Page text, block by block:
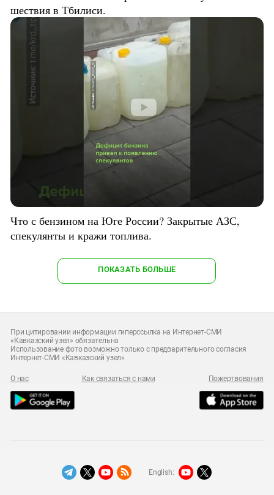
шествия в Тбилиси.
Что с бензином на Юге России? Закрытые АЗС,
спекулянты и кражи топлива.
ПОКАЗАТЬ БОЛЬШЕ
При цитировании информации гиперссылка на Интернет-СМИ
«Кавказский узел» обязательна
Использование фото возможно только с предварительного согласия
Интернет-СМИ «Кавказский узел»
О нас Как связаться с нами Пожертвования
English: